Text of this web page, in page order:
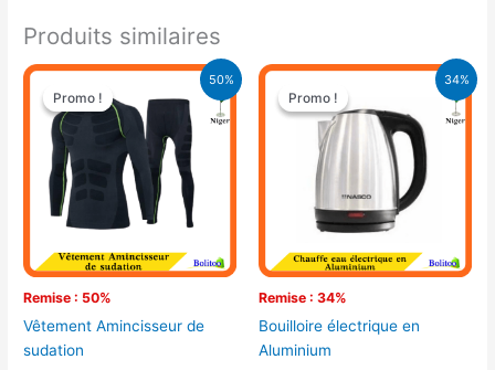
Produits similaires
50%
Promo !
Remise : 50%
Promo !
Vêtement Amincisseur de
sudation
Le
prix
initial
était :
18.000 CFA.
Le
actuel
est :
9.000 CFA.
34%
Promo !
Remise : 34%
Promo !
Bouilloire électrique en
Aluminium
Le
prix
initial
était :
9.900 CFA.
Le
est :
6.500 CFA.